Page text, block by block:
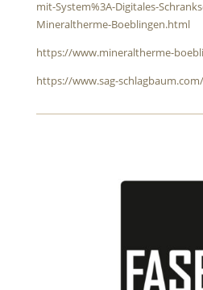
mit-System%3A-Digitales-
Mineraltherme-Boeblingen.html
https://www.mineraltherme-
https://www.sag-schlagbaum.com/